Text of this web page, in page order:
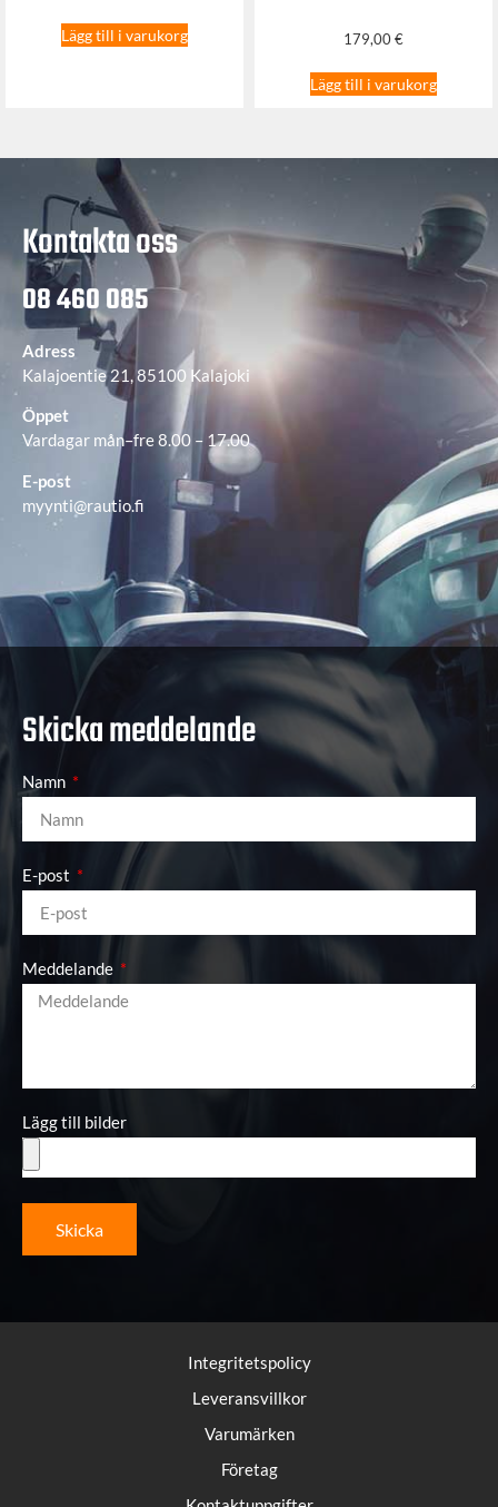
Lägg till i varukorg 179,00€
Lägg till i varukorg
Kontakta oss
08 460 085
Adress
Kalajoentie 21, 85100 Kalajoki
Öppet
Vardagar mån–fre 8.00 – 17.00
E-post
myynti@rautio.fi
Skicka meddelande
Namn
E-post
Meddelande
Lägg till bilder
Skicka
Integritetspolicy
Leveransvillkor
Varumärken
Företag